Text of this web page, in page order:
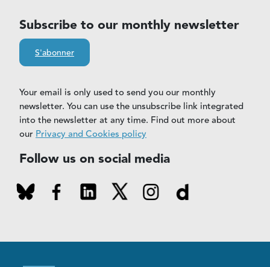
Subscribe to our monthly newsletter
S'abonner
Your email is only used to send you our monthly
newsletter. You can use the unsubscribe link integrated
into the newsletter at any time. Find out more about
our Privacy and Cookies policy
Follow us on social media